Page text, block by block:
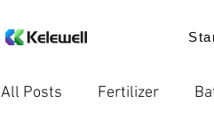
All Posts Fertilizer